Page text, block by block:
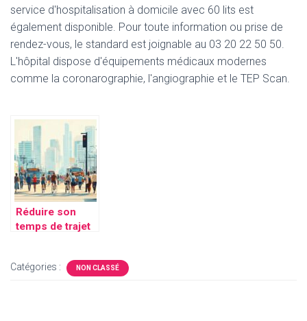
service d'hospitalisation à domicile avec 60 lits est
également disponible. Pour toute information ou prise de
rendez-vous, le standard est joignable au 03 20 22 50 50.
L'hôpital dispose d'équipements médicaux modernes
comme la coronarographie, l'angiographie et le TEP Scan.
Réduire son
temps de trajet
innovantes pour
Catégories : NON CLASSÉ